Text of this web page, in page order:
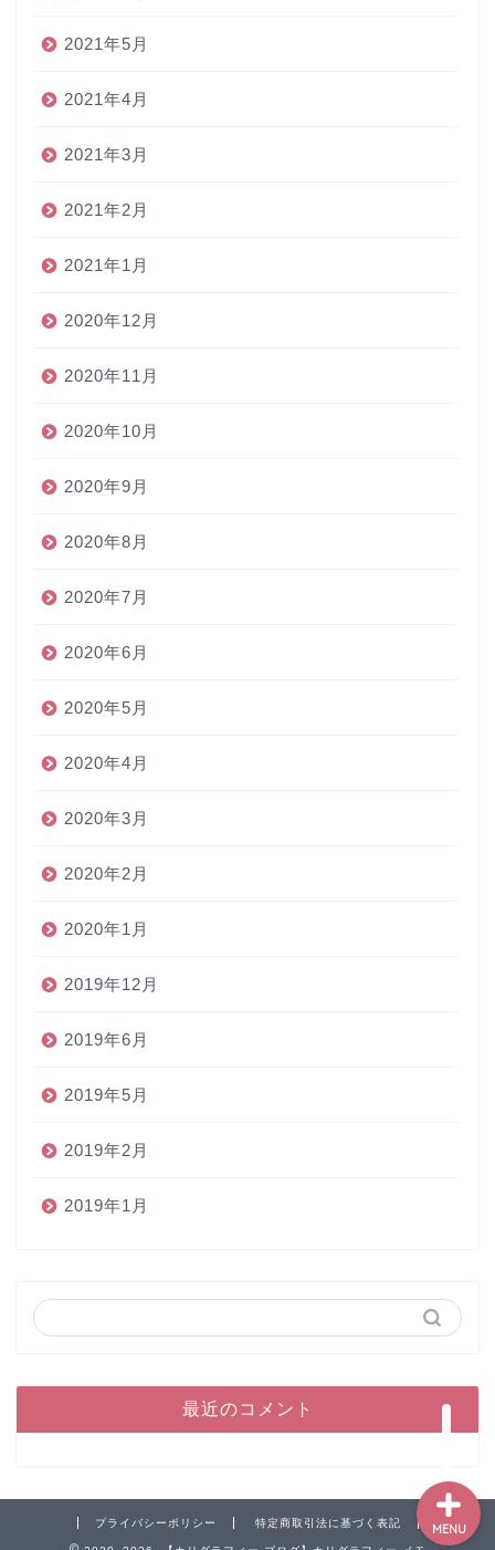
2021年5月
2021年4月
2021年3月
2021年2月
2021年1月
2020年12月
2020年11月
2020年10月
2020年9月
2020年8月
2020年7月
2020年6月
2020年5月
2020年4月
2020年3月
2020年2月
2020年1月
2019年12月
2019年6月
2019年5月
2019年2月
2019年1月
最近のコメント
プライバシーポリシー 特定商取引法に基づく表記 MENU
インク